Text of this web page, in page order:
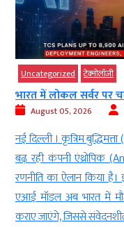
Uncategorized टेक्‍नोलॉजी
भारत में लोकल सर्वर पर
August 05, 2026
नई दिल्ली । कृत्रिम
बढ़ रही कंपनी एंथ्रोपिक
रणनीति का ऐलान किया
एआई मॉडल अब भारत में
कराए जाएंगे, जिससे